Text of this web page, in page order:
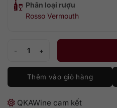
Phân loại rượu
Rosso Vermouth
Vermouth Gonzalez Byass La Copa
Thêm vào giỏ hàng
QKAWine cam kết